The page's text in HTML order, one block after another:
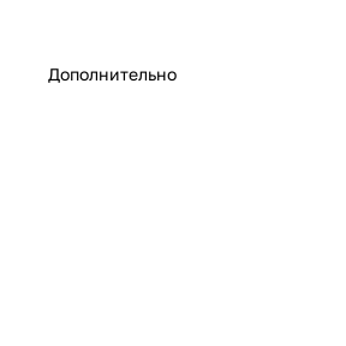
Дополнительно